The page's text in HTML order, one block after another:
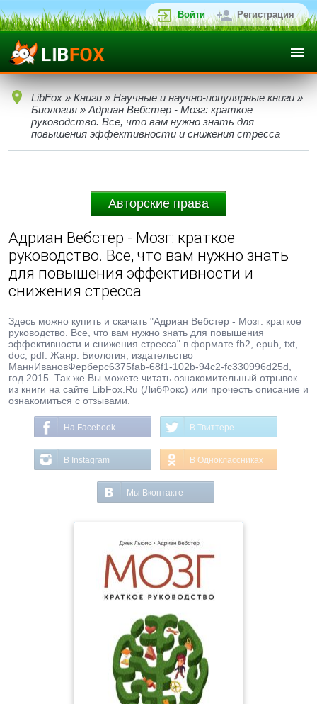
Войти Регистрация
LibFox » Книги » Научные и научно-популярные книги »
Биология » Адриан Вебстер - Мозг: краткое
руководство. Все, что вам нужно знать для
повышения эффективности и снижения стресса
Авторские права
Адриан Вебстер - Мозг: краткое
руководство. Все, что вам нужно знать
для повышения эффективности и
снижения стресса
Здесь можно купить и скачать "Адриан Вебстер - Мозг: краткое
руководство. Все, что вам нужно знать для повышения
эффективности и снижения стресса" в формате fb2, epub, txt,
doc, pdf. Жанр: Биология, издательство
МаннИвановФерберc6375fab-68f1-102b-94c2-fc330996d25d,
год 2015. Так же Вы можете читать ознакомительный отрывок
из книги на сайте LibFox.Ru (ЛибФокс) или прочесть описание и
ознакомиться с отзывами.
На Facebook В Твиттере
В Instagram В Одноклассниках
Мы Вконтакте